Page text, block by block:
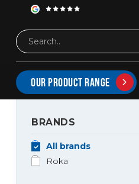
OUR PRODUCT RANGE
PRODUCTS TAGGED
BRANDS
All brands
Roka